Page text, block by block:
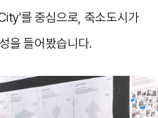
를 중심으로, 축소도시가
을 들어봤습니다.